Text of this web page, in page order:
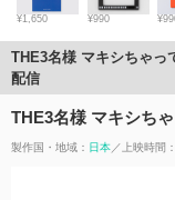
¥1,650 ¥990
THE3名様 マキシちゃっ
配信
THE3名様 マキシち
製作国・地域： 日本 上映時間